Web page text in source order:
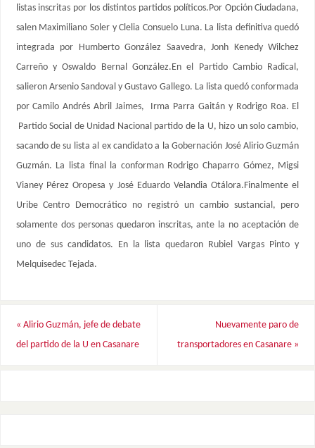
listas inscritas por los distintos partidos políticos.Por Opción Ciudadana,
salen Maximiliano Soler y Clelia Consuelo Luna. La lista definitiva quedó
integrada por Humberto González Saavedra, Jonh Kenedy Wilchez
Carreño y Oswaldo Bernal González.En el Partido Cambio Radical,
salieron Arsenio Sandoval y Gustavo Gallego. La lista quedó conformada
por Camilo Andrés Abril Jaimes, Irma Parra Gaitán y Rodrigo Roa. El
Partido Social de Unidad Nacional partido de la U, hizo un solo cambio,
sacando de su lista al ex candidato a la Gobernación José Alirio Guzmán
Guzmán. La lista final la conforman Rodrigo Chaparro Gómez, Migsi
Vianey Pérez Oropesa y José Eduardo Velandia Otálora.Finalmente el
Uribe Centro Democrático no registró un cambio sustancial, pero
solamente dos personas quedaron inscritas, ante la no aceptación de
uno de sus candidatos. En la lista quedaron Rubiel Vargas Pinto y
Melquisedec Tejada.
« Alirio Guzmán, jefe de debate
del partido de la U en Casanare
Nuevamente paro de
transportadores en Casanare »